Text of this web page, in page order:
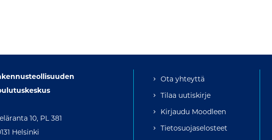
10, PL 381
Helsinki
Ota yhteyttä
Tilaa uutiskirje
Kirjaudu Moodleen
Tietosuojaselosteet